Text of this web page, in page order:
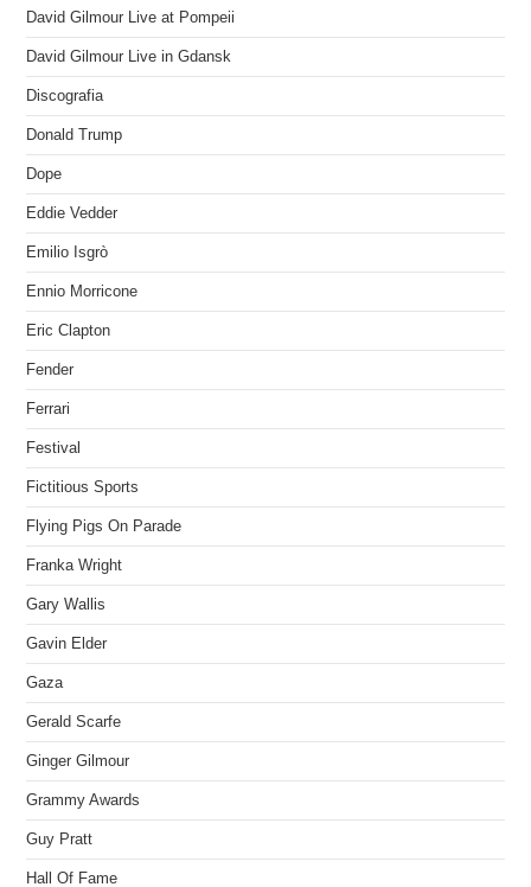
David Gilmour Live at Pompeii
David Gilmour Live in Gdansk
Discografia
Donald Trump
Dope
Eddie Vedder
Emilio Isgrò
Ennio Morricone
Eric Clapton
Fender
Ferrari
Festival
Fictitious Sports
Flying Pigs On Parade
Franka Wright
Gary Wallis
Gavin Elder
Gaza
Gerald Scarfe
Ginger Gilmour
Grammy Awards
Guy Pratt
Hall Of Fame